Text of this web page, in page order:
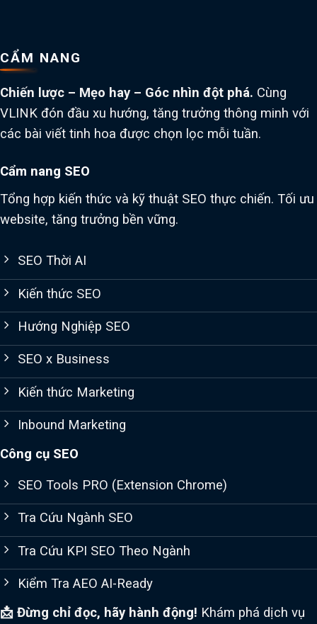
CẨM NANG
Chiến lược – Mẹo hay – Góc nhìn đột phá. Cùng
VLINK đón đầu xu hướng, tăng trưởng thông minh với
các bài viết tinh hoa được chọn lọc mỗi tuần.
Cẩm nang SEO
Tổng hợp kiến thức và kỹ thuật SEO thực chiến. Tối ưu
website, tăng trưởng bền vững.
SEO Thời AI
Kiến thức SEO
Hướng Nghiệp SEO
SEO x Business
Kiến thức Marketing
Inbound Marketing
Công cụ SEO
SEO Tools PRO (Extension Chrome)
Tra Cứu Ngành SEO
Tra Cứu KPI SEO Theo Ngành
Kiểm Tra AEO AI-Ready
📩 Đừng chỉ đọc, hãy hành động! Khám phá dịch vụ